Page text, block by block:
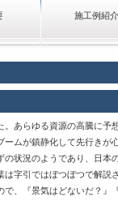
施工例紹介
あらゆる資源の高騰に予
ムが鎮静化して先行きが
状況のようであり、日本
は字引ではぼつぼつで解説
で、『景気はどないだ？』